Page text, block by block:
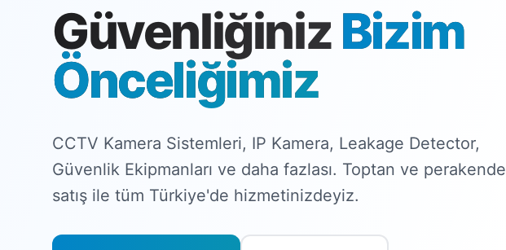
GüvenliğinizBizim
Önceliğimiz
CCTV Kamera Sistemleri, IP Kamera, Leakage Detector,
Güvenlik Ekipmanları ve daha fazlası. Toptan ve perakende
satış ile tüm Türkiye'de hizmetinizdeyiz.